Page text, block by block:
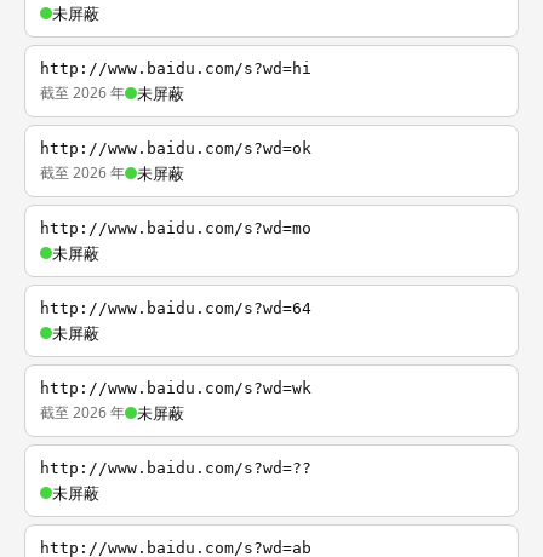
未屏蔽
http://www.baidu.com/s?wd=hi
截至 2026 年 未屏蔽
http://www.baidu.com/s?wd=ok
截至 2026 年 未屏蔽
http://www.baidu.com/s?wd=mo
未屏蔽
http://www.baidu.com/s?wd=64
未屏蔽
http://www.baidu.com/s?wd=wk
截至 2026 年 未屏蔽
http://www.baidu.com/s?wd=??
未屏蔽
http://www.baidu.com/s?wd=ab